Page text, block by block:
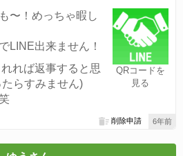
QRコードを
見る
〜！めっちゃ暇し
LINE出来ません！
れば返事すると思
らすみません)
6年前
削除申請